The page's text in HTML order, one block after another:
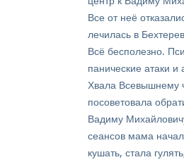
Все от неё
лечилась в
Всё бесполезно.
панические атаки и
Хвала Всевышнему
посоветовала
Вадиму
сеансов мама
кушать, стала